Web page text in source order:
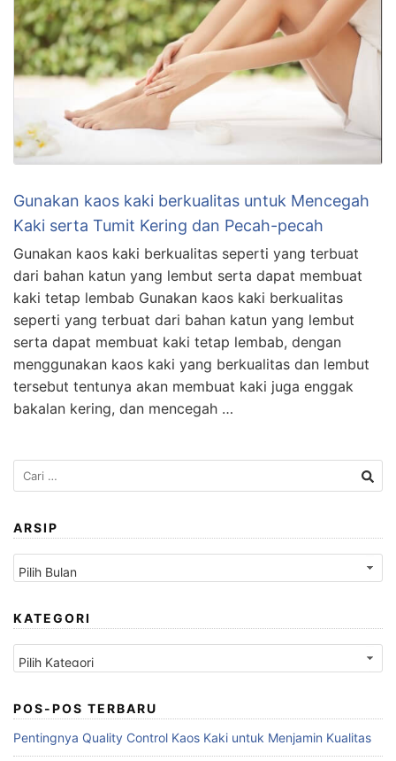
Gunakan kaos kaki berkualitas untuk Mencegah
Kaki serta Tumit Kering dan Pecah-pecah
Gunakan kaos kaki berkualitas seperti yang terbuat
dari bahan katun yang lembut serta dapat membuat
kaki tetap lembab Gunakan kaos kaki berkualitas
seperti yang terbuat dari bahan katun yang lembut
serta dapat membuat kaki tetap lembab, dengan
menggunakan kaos kaki yang berkualitas dan lembut
tersebut tentunya akan membuat kaki juga enggak
bakalan kering, dan mencegah …
Cari
untuk:
ARSIP
Arsip
KATEGORI
Kategori
POS-POS TERBARU
Pentingnya Quality Control Kaos Kaki untuk Menjamin Kualitas